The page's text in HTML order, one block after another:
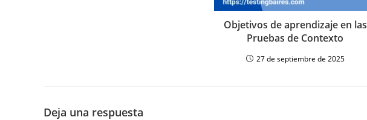
Objetivos de aprendizaje en las
Pruebas de Contexto
27 de septiembre de 2025
Deja una respuesta